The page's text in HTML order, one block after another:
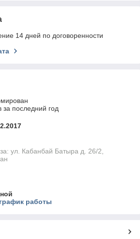
14 дней по договоренности
последний год
ул. Кабанбай Батыра д. 26/2,
работы